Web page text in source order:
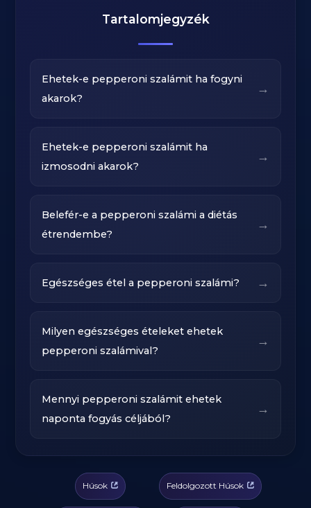
Tartalomjegyzék
Ehetek-e pepperoni szalámit ha fogyni
akarok?
→
Ehetek-e pepperoni szalámit ha
izmosodni akarok?
→
Belefér-e a pepperoni szalámi a diétás
étrendembe?
→
Egészséges étel a pepperoni szalámi? →
Milyen egészséges ételeket ehetek
pepperoni szalámival?
→
Mennyi pepperoni szalámit ehetek
naponta fogyás céljából?
→
Húsok Feldolgozott Húsok